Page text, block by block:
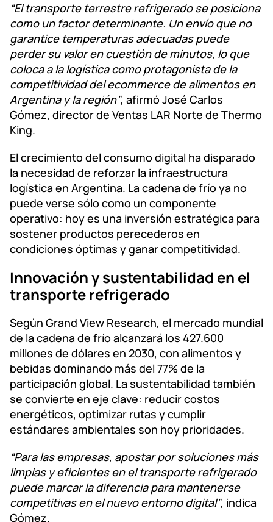
“El transporte terrestre refrigerado se posiciona
como un factor determinante. Un envío que no
garantice temperaturas adecuadas puede
perder su valor en cuestión de minutos, lo que
coloca a la logística como protagonista de la
competitividad del ecommerce de alimentos en
Argentina y la región”, afirmó José Carlos
Gómez, director de Ventas LAR Norte de Thermo
King.
El crecimiento del consumo digital ha disparado
la necesidad de reforzar la infraestructura
logística en Argentina. La cadena de frío ya no
puede verse sólo como un componente
operativo: hoy es una inversión estratégica para
sostener productos perecederos en
condiciones óptimas y ganar competitividad.
Innovación y sustentabilidad en el
transporte refrigerado
Según Grand View Research, el mercado mundial
de la cadena de frío alcanzará los 427.600
millones de dólares en 2030, con alimentos y
bebidas dominando más del 77% de la
participación global. La sustentabilidad también
se convierte en eje clave: reducir costos
energéticos, optimizar rutas y cumplir
estándares ambientales son hoy prioridades.
“Para las empresas, apostar por soluciones más
limpias y eficientes en el transporte refrigerado
puede marcar la diferencia para mantenerse
competitivas en el nuevo entorno digital”, indica
Gómez.